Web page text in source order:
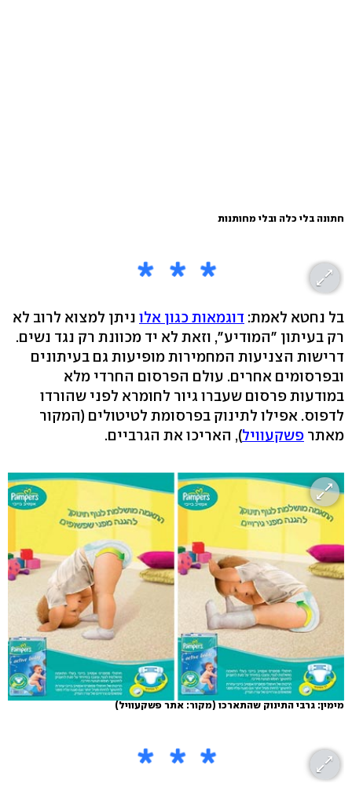
חתונה בלי כלה ובלי מחותנות
בל נחטא לאמת: דוגמאות כגון אלו ניתן למצוא לרוב לא
רק בעיתון "המודיע", וזאת לא יד מכוונת רק נגד נשים.
דרישות הצניעות המחמירות מופיעות גם בעיתונים
ובפרסומים אחרים. עולם הפרסום החרדי מלא
במודעות פרסום שעברו גיור לחומרא לפני שהורדו
לדפוס. אפילו לתינוק בפרסומת לטיטולים (המקור
מאתר פשקעוויל), האריכו את הגרביים.
מימין: גרבי התינוק שהתארכו (מקור: אתר פשקעוויל)